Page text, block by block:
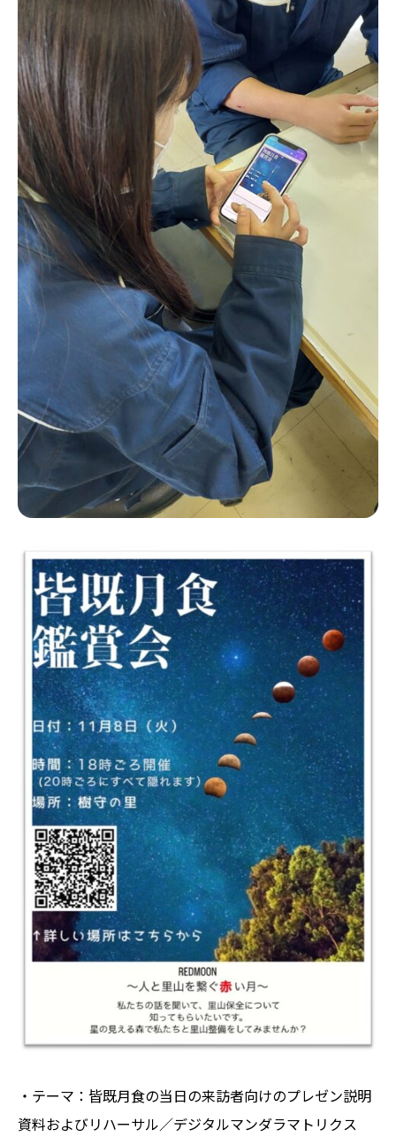
・テーマ：皆既月食の当日の来訪者向けのプレゼン説明
資料およびリハーサル／デジタルマンダラマトリクス